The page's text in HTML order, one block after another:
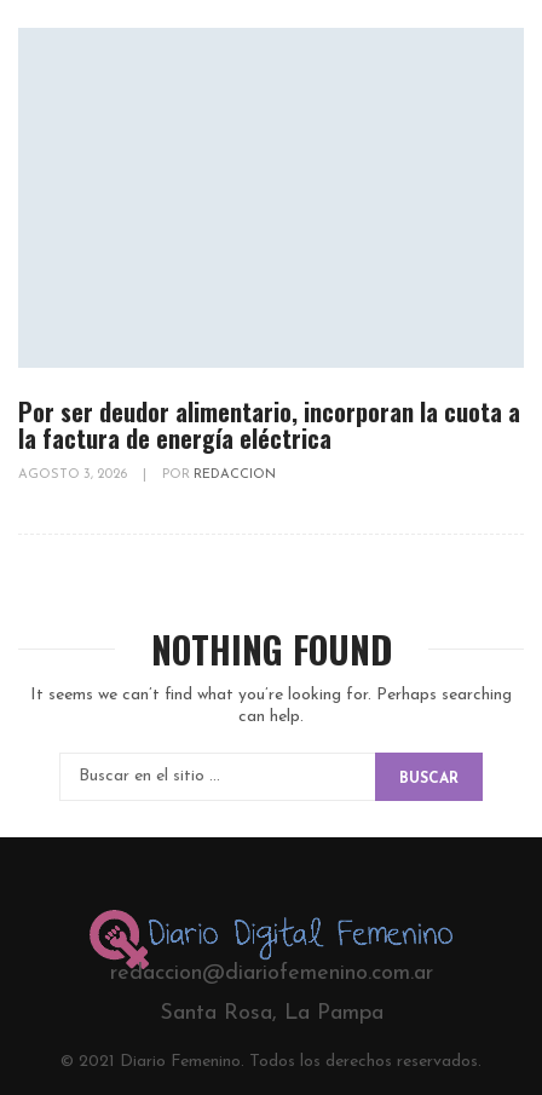
Por ser deudor alimentario, incorporan la cuota a
la factura de energía eléctrica
AGOSTO 3, 2026 POR REDACCION
NOTHING FOUND
It seems we can’t find what you’re looking for. Perhaps searching
can help.
BUSCAR
redaccion@diariofemenino.com.ar
Santa Rosa, La Pampa
© 2021 Diario Femenino. Todos los derechos reservados.